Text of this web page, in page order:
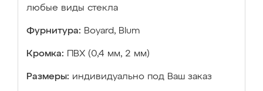
любые виды стекла
Фурнитура: Boyard, Blum
Кромка: ПВХ (0,4 мм, 2 мм)
Размеры: индивидуально под Ваш заказ